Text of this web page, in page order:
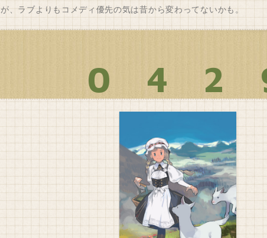
が、ラブよりもコメディ優先の気は昔から変わってないかも。